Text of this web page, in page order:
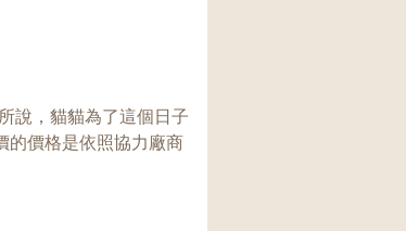
說，貓貓為了這個日子
的價格是依照協力廠商